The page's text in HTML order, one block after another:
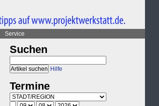
Service
Suchen
Hilfe
Termine